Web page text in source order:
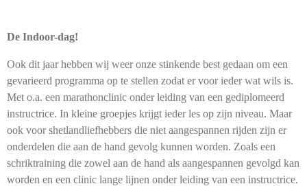
De Indoor-dag!
Ook dit jaar hebben wij weer onze stinkende best gedaan om een
gevarieerd programma op te stellen zodat er voor ieder wat wils is.
Met o.a. een marathonclinic onder leiding van een gediplomeerd
instructrice. In kleine groepjes krijgt ieder les op zijn niveau. Maar
ook voor shetlandliefhebbers die niet aangespannen rijden zijn er
onderdelen die aan de hand gevolg kunnen worden. Zoals een
schriktraining die zowel aan de hand als aangespannen gevolgd kan
worden en een clinic lange lijnen onder leiding van een instructrice.